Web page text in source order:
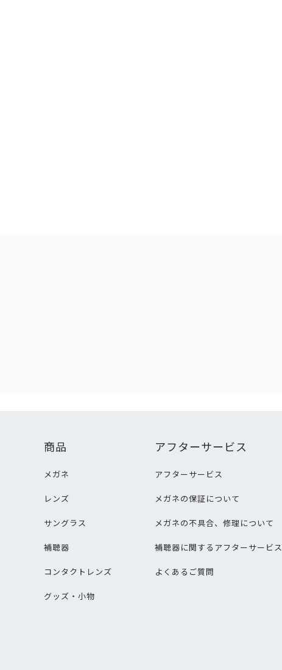
商品
メガネ
レンズ
サングラス
補聴器
コンタクトレンズ
グッズ・小物
アフターサービス
アフターサービス
メガネの保証について
メガネの不具合、修理について
補聴器に関するアフターサービス
よくあるご質問